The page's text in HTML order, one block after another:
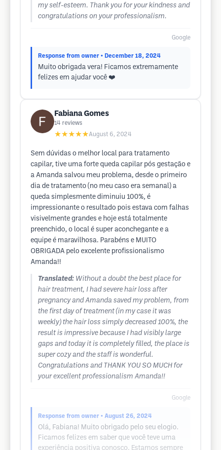
my self-esteem. Thank you for your kindness and
congratulations on your professionalism.
Google
Response from owner • December 18, 2024
Muito obrigada vera! Ficamos extremamente
felizes em ajudar você ❤️
Fabiana Gomes
14 reviews
★★★★★August 6, 2024
Sem dúvidas o melhor local para tratamento
capilar, tive uma forte queda capilar pós gestação e
a Amanda salvou meu problema, desde o primeiro
dia de tratamento (no meu caso era semanal) a
queda simplesmente diminuiu 100%, é
impressionante o resultado pois estava com falhas
visivelmente grandes e hoje está totalmente
preenchido, o local é super aconchegante e a
equipe é maravilhosa. Parabéns e MUITO
OBRIGADA pelo excelente profissionalismo
Amanda!!
Translated: Without a doubt the best place for
hair treatment, I had severe hair loss after
pregnancy and Amanda saved my problem, from
the first day of treatment (in my case it was
weekly) the hair loss simply decreased 100%, the
result is impressive because I had visibly large
gaps and today it is completely filled, the place is
super cozy and the staff is wonderful.
Congratulations and THANK YOU SO MUCH for
your excellent professionalism Amanda!!
Google
Response from owner • August 26, 2024
Olá, Fabiana! Muito obrigado pelo seu elogio.
Ficamos felizes em saber que você teve uma
experiência positiva conosco. Estamos sempre